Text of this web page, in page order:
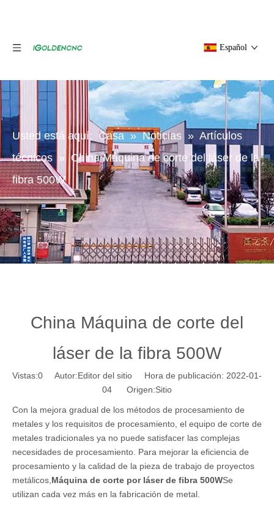
Español
Usted está aquí: Casa » Noticias » Artículos
técnicos » China Máquina de corte del láser de la
fibra 500W
China Máquina de corte del
láser de la fibra 500W
Vistas:0 Autor:Editor del sitio Hora de publicación: 2022-01-
04 Origen:Sitio
Con la mejora gradual de los métodos de procesamiento de
metales y los requisitos de procesamiento, el equipo de corte de
metales tradicionales ya no puede satisfacer las complejas
necesidades de procesamiento. Para mejorar la eficiencia de
procesamiento y la calidad de la pieza de trabajo de proyectos
metálicos, Máquina de corte por láser de fibra 500WSe
utilizan cada vez más en la fabricación de metal.